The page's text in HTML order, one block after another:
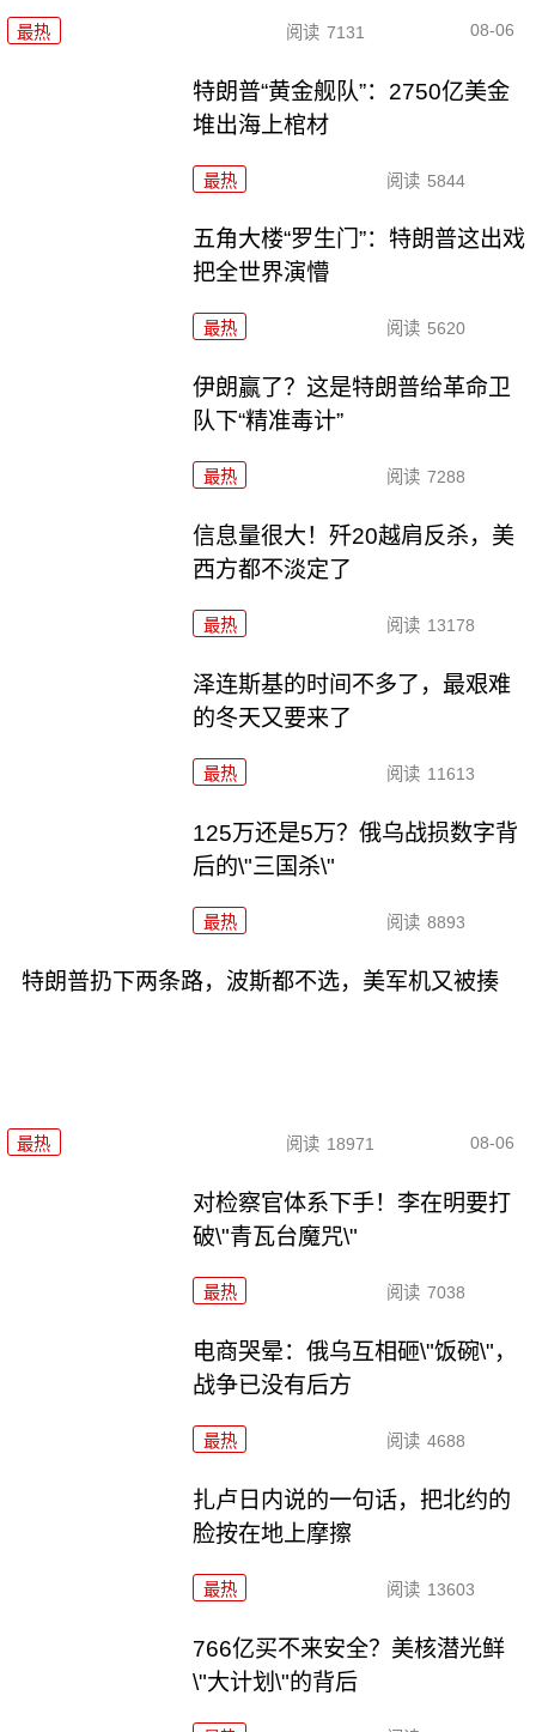
最热 阅读 7131 08-06
特朗普“黄金舰队”：2750亿美金
堆出海上棺材
最热 阅读 5844
五角大楼“罗生门”：特朗普这出戏
把全世界演懵
最热 阅读 5620
伊朗赢了？这是特朗普给革命卫
队下“精准毒计”
最热 阅读 7288
信息量很大！歼20越肩反杀，美
西方都不淡定了
最热 阅读 13178
泽连斯基的时间不多了，最艰难
的冬天又要来了
最热 阅读 11613
125万还是5万？俄乌战损数字背
后的\"三国杀\"
最热 阅读 8893
特朗普扔下两条路，波斯都不选，美军机又被揍
最热 阅读 18971 08-06
对检察官体系下手！李在明要打
破\"青瓦台魔咒\"
最热 阅读 7038
电商哭晕：俄乌互相砸\"饭碗\"，
战争已没有后方
最热 阅读 4688
扎卢日内说的一句话，把北约的
脸按在地上摩擦
最热 阅读 13603
766亿买不来安全？美核潜光鲜
\"大计划\"的背后